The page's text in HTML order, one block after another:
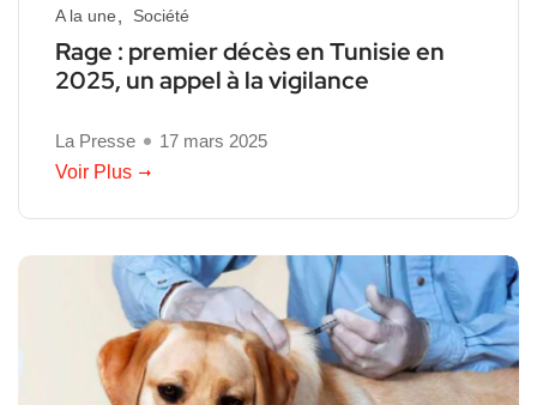
A la une Société
Rage : premier décès en Tunisie en
2025, un appel à la vigilance
La Presse
17 mars 2025
Voir Plus